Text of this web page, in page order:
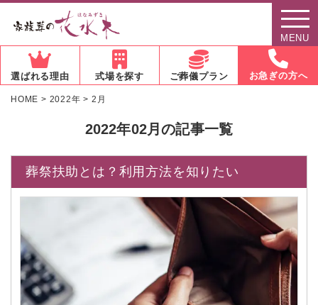
MENU
選ばれる理由 式場を探す ご葬儀プラン お急ぎの方へ
HOME > 2022年 >2月
2022年02月の記事一覧
葬祭扶助とは？利用方法を知りたい